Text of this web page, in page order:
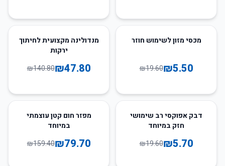
72
מכסי מזון לשימוש חוזר
₪5.50
₪19.60
66%מנדולינה מקצועית לחיתוך
ירקות
₪47.80
₪140.80
71
דבק אפוקסי רב שימושי
חזק במיוחד
₪5.70
₪19.60
50מפזר חום קטן עוצמתי
במיוחד
₪79.70
₪159.40